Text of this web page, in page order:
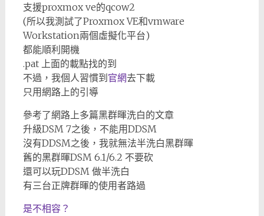
支援proxmox ve的qcow2
(所以我測試了Proxmox VE和vmware
Workstation兩個虛擬化平台)
都能順利開機
.pat 上面的載點找的到
不過，我個人習慣到 官網去下載
只用網路上的引導
參考了網路上多篇黑群暉洗白的文章
升級DSM 7之後，不能用DDSM
沒有DDSM之後，我就無法半洗白黑群暉
舊的黑群暉DSM 6.1/6.2 不要砍
還可以玩DDSM 做半洗白
有三台正牌群暉的使用者路過
是不相容？